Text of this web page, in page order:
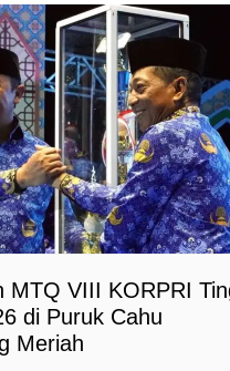
MTQ VIII KORPRI
di Puruk Cahu
Meriah